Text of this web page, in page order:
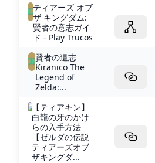
ティアーズ オブ
ザ キングダム:
賢者の意志ガイ
ド - Play Trucos
賢者の遺志
Kiranico The
Legend of
Zelda:...
【ティアキン】
白龍の牙のかけ
らの入手方法
【ゼルダの伝説
ティアーズオブ
ザキングダ...